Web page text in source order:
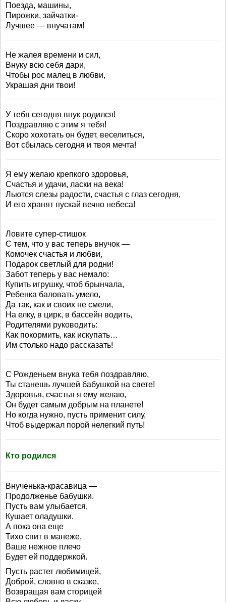
Поезда, машины,
Пирожки, зайчатки-
Лучшее — внучатам!
Не жалея времени и сил,
Внуку всю себя дари,
Чтобы рос малец в любви,
Украшая дни твои!
У тебя сегодня внук родился!
Поздравляю с этим я тебя!
Скоро хохотать он будет, веселиться,
Вот сбылась сегодня и твоя мечта!
Я ему желаю крепкого здоровья,
Счастья и удачи, ласки на века!
Льются слезы радости, счастья с глаз сегодня,
И его хранят пускай вечно небеса!
Ловите супер-стишок
С тем, что у вас теперь внучок —
Комочек счастья и любви,
Подарок светлый для родни!
Забот теперь у вас немало:
Купить игрушку, чтоб брынчала,
Ребенка баловать умело,
Да так, как и своих не смели,
На елку, в цирк, в бассейн водить,
Родителями руководить:
Как покормить, как искупать…
Им столько надо рассказать!
С Рожденьем внука тебя поздравляю,
Ты станешь лучшей бабушкой на свете!
Здоровья, счастья я ему желаю,
Он будет самым добрым на планете!
Но когда нужно, пусть применит силу,
Чтоб выдержал порой нелегкий путь!
Кто родился
Внученька-красавица —
Продолженье бабушки.
Пусть вам улыбается,
Кушает оладушки.
А пока она еще
Тихо спит в манеже,
Ваше нежное плечо
Будет ей поддержкой.
Пусть растет любимицей,
Доброй, словно в сказке,
Возвращая вам сторицей